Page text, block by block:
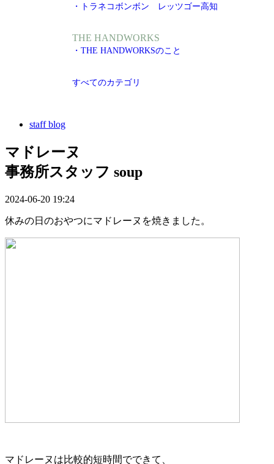
・トラネコボンボン レッツゴー高知
THE HANDWORKS
・THE HANDWORKSのこと
すべてのカテゴリ
staff blog
マドレーヌ
事務所スタッフ soup
2024-06-20 19:24
休みの日のおやつにマドレーヌを焼きました。
マドレーヌは比較的短時間でできて、